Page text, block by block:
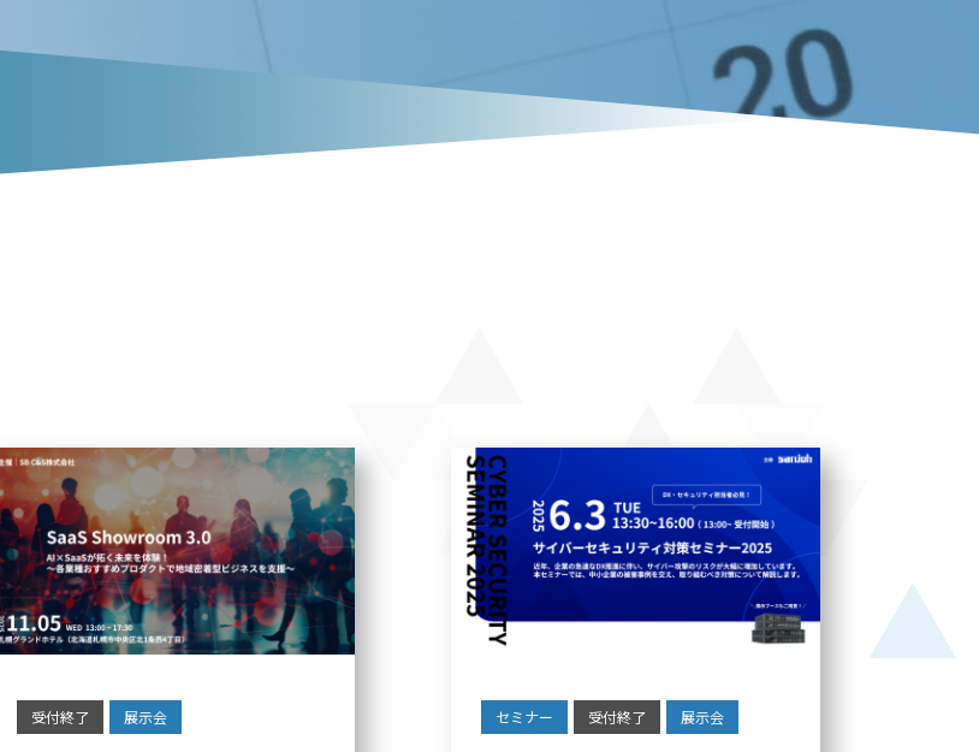
受付終了 展示会 セミナー 受付終了 展示会